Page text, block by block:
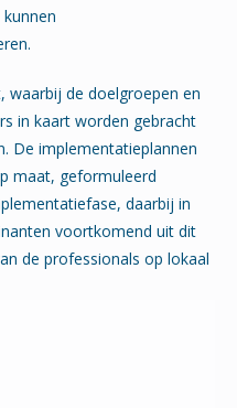
waarbij de doelgroepen en
in kaart worden gebracht
De implementatieplannen
maat, geformuleerd
daarbij in
voortkomend uit dit
de professionals op lokaal